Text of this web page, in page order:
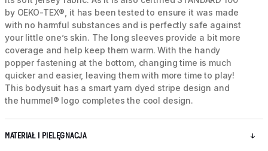
by OEKO-TEX®, it has been tested to ensure it was made
with no harmful substances and is perfectly safe against
your little one’s skin. The long sleeves provide a bit more
coverage and help keep them warm. With the handy
popper fastening at the bottom, changing time is much
quicker and easier, leaving them with more time to play!
This bodysuit has a smart yarn dyed stripe design and
the hummel® logo completes the cool design.
MATERIAŁ I PIELĘGNACJA